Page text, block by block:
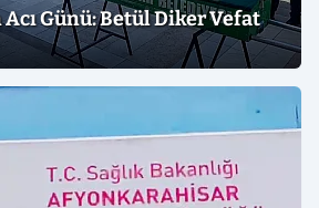
Günü: Betül Diker Vefat